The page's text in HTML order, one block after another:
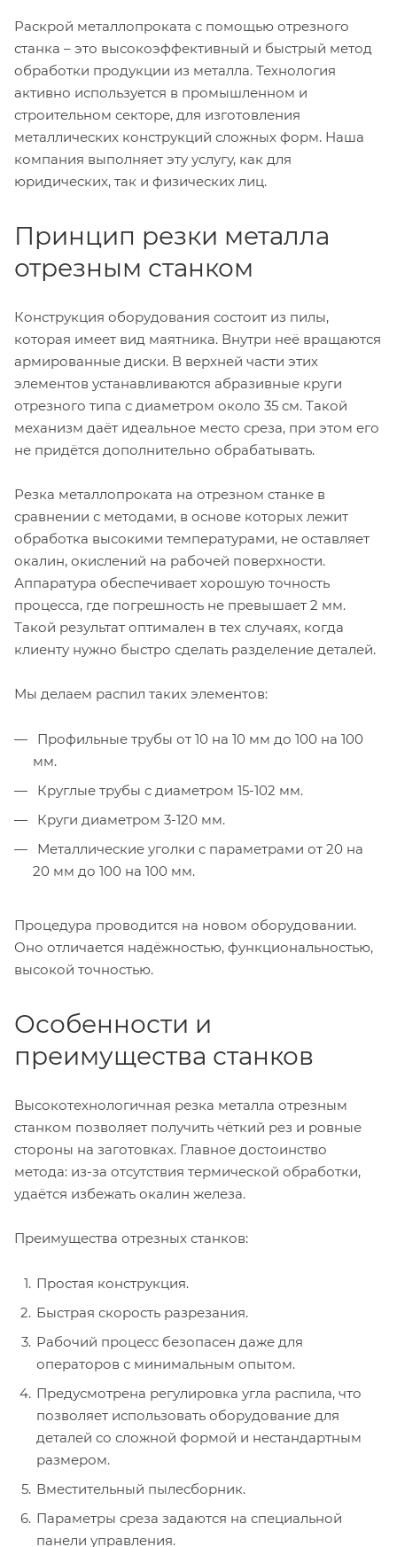
Раскрой металлопроката с помощью отрезного
станка – это высокоэффективный и быстрый метод
обработки продукции из металла. Технология
активно используется в промышленном и
строительном секторе, для изготовления
металлических конструкций сложных форм. Наша
компания выполняет эту услугу, как для
юридических, так и физических лиц.
Принцип резки металла
отрезным станком
Конструкция оборудования состоит из пилы,
которая имеет вид маятника. Внутри неё вращаются
армированные диски. В верхней части этих
элементов устанавливаются абразивные круги
отрезного типа с диаметром около 35 см. Такой
механизм даёт идеальное место среза, при этом его
не придётся дополнительно обрабатывать.
Резка металлопроката на отрезном станке в
сравнении с методами, в основе которых лежит
обработка высокими температурами, не оставляет
окалин, окислений на рабочей поверхности.
Аппаратура обеспечивает хорошую точность
процесса, где погрешность не превышает 2 мм.
Такой результат оптимален в тех случаях, когда
клиенту нужно быстро сделать разделение деталей.
Мы делаем распил таких элементов:
Профильные трубы от 10 на 10 мм до 100 на 100
мм.
Круглые трубы с диаметром 15-102 мм.
Круги диаметром 3-120 мм.
Металлические уголки с параметрами от 20 на
20 мм до 100 на 100 мм.
Процедура проводится на новом оборудовании.
Оно отличается надёжностью, функциональностью,
высокой точностью.
Особенности и
преимущества станков
Высокотехнологичная резка металла отрезным
станком позволяет получить чёткий рез и ровные
стороны на заготовках. Главное достоинство
метода: из-за отсутствия термической обработки,
удаётся избежать окалин железа.
Преимущества отрезных станков:
Простая конструкция.
Быстрая скорость разрезания.
Рабочий процесс безопасен даже для
операторов с минимальным опытом.
Предусмотрена регулировка угла распила, что
позволяет использовать оборудование для
деталей со сложной формой и нестандартным
размером.
Вместительный пылесборник.
Параметры среза задаются на специальной
панели управления.